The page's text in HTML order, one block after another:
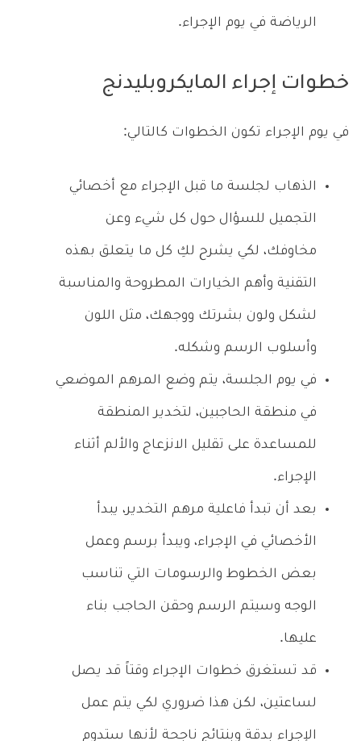
الرياضة في يوم الإجراء.
خطوات إجراء المايكروبليدنج
في يوم الإجراء تكون الخطوات كالتالي:
الذهاب لجلسة ما قبل الإجراء مع أخصائي
التجميل للسؤال حول كل شيء وعن
مخاوفك، لكي يشرح لكِ كل ما يتعلق بهذه
التقنية وأهم الخيارات المطروحة والمناسبة
لشكل ولون بشرتك ووجهك، مثل اللون
وأسلوب الرسم وشكله.
في يوم الجلسة، يتم وضع المرهم الموضعي
في منطقة الحاجبين، لتخدير المنطقة
للمساعدة على تقليل الانزعاج والألم أثناء
الإجراء.
بعد أن تبدأ فاعلية مرهم التخدير، يبدأ
الأخصائي في الإجراء، ويبدأ برسم وعمل
بعض الخطوط والرسومات التي تناسب
الوجه وسيتم الرسم وحقن الحاجب بناء
عليها.
قد تستغرق خطوات الإجراء وقتاً قد يصل
لساعتين، لكن هذا ضروري لكي يتم عمل
الإجراء بدقة وبنتائج ناجحة لأنها ستدوم